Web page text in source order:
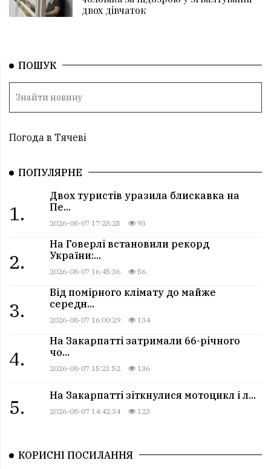
двох дівчаток
ПОШУК
Погода в Тячеві
ПОПУЛЯРНЕ
1.
Двох туристів уразила блискавка на
Пе...
2026-08-07 17:28:25 93
2.
На Говерлі встановили рекорд
України:...
2026-08-07 16:45:36 56
3.
Від помірного клімату до майже
середн...
2026-08-07 16:00:29 134
4.
На Закарпатті затримали 66-річного
чо...
2026-08-07 15:21:52 136
5.
На Закарпатті зіткнулися мотоцикл і л...
2026-08-07 14:42:34 123
КОРИСНІ ПОСИЛАННЯ